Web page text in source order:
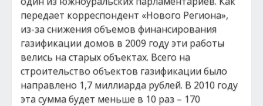
передает корреспондент «Нового Региона»,
из-за снижения объемов финансирования
газификации домов в 2009 году эти работы
велись на старых объектах. Всего на
строительство объектов газификации было
направлено 1,7 миллиарда рублей. В 2010 году
эта сумма будет меньше в 10 раз – 170